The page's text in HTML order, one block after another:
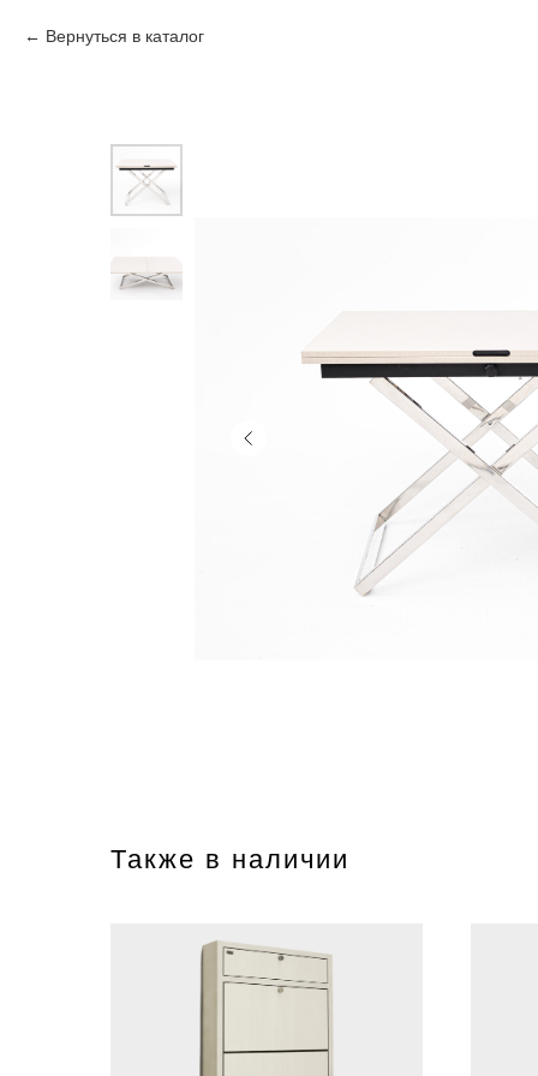
Вернуться в каталог
Также в наличии